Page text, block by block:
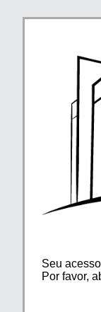
Seu
Por favor,